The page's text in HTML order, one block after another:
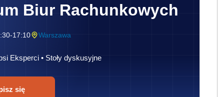
Biur Rachunkowych
17:10 Warszawa
Eksperci • Stoły dyskusyjne
się